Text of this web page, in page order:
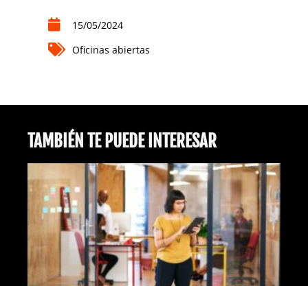
15/05/2024
Oficinas abiertas
TAMBIÉN TE PUEDE INTERESAR